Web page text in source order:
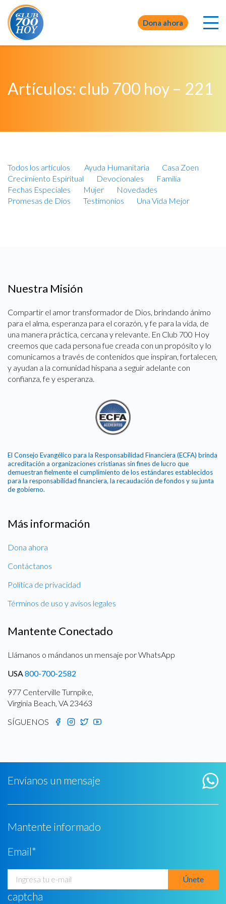
Dona ahora
Artículos: club 700 hoy – 221
Todos los artículos Ayuda Humanitaria
Casa Zoen
Crecimiento Espiritual
Devocionales
Familia
Fechas Especiales
Mujer
Novedades
Promesas de Dios
Testimonios Una Vida Mejor
Nuestra Misión
Compartir el amor transformador de Dios, brindando ánimo
para el alma, esperanza para el corazón, y fe para la vida, de
una manera práctica, cercana y relevante. En Club 700 Hoy
creemos que cada persona fue creada con un propósito y lo
comunicamos a través de contenidos que inspiran, fortalecen,
y ayudan a la comunidad hispana a seguir adelante con
confianza, fe y esperanza.
El Consejo Evangélico para la Responsabilidad Financiera (ECFA) brinda
acreditación a organizaciones cristianas sin fines de lucro que
demuestran fielmente el cumplimiento de los estándares establecidos
para la responsabilidad financiera, la recaudación de fondos y su junta
de gobierno.
Más información
Dona ahora
Contáctanos
Política de privacidad
Términos de uso y avisos legales
Mantente Conectado
Llámanos o mándanos un mensaje por WhatsApp
USA800-700-2582
977 Centerville Turnpike,
Virginia Beach, VA 23463
SÍGUENOS
Envíanos un mensaje
Mantente informado
Email*
captcha